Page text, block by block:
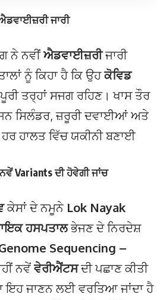
ਜਾਰੀ
ਨੇ ਨਵੀਂਐਡਵਾਈਜ਼ਰੀਜਾਰੀ
ਨੂੰ ਕਿਹਾ ਹੈ ਕਿ ਉਹਕੋਵਿਡ
ਤਰ੍ਹਾਂ ਸਜਗ ਰਹਿਣ। ਖਾਸ ਤੌਰ
ਸਿਲੰਡਰ, ਜ਼ਰੂਰੀ ਦਵਾਈਆਂ ਅਤੇ
ਹਾਲਤ ਵਿੱਚ ਯਕੀਨੀ ਬਣਾਈ
Variants ਦੀ ਹੋਵੇਗੀ ਜਾਂਚ
ਕੇਸਾਂ ਦੇ ਨਮੂਨੇ Lok Nayak
ਹਸਪਤਾਲਭੇਜਣ ਦੇ ਨਿਰਦੇਸ਼
Sequencing –
ਨਵੇਂਵੇਰੀਐਂਟਸਦੀ ਪਛਾਣ ਕੀਤੀ
ਇਹ ਜਾਣਨ ਲਈ ਵਰਤਿਆ ਜਾਂਦਾ ਹੈ